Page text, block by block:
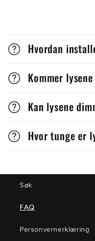
a
m
e
n
l
e
g
Hvordan
Kommer
Kan lysene
Hvor tunge er
Søk
FAQ
Personvernerklæring